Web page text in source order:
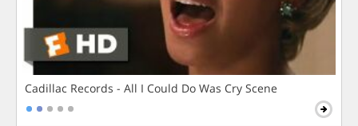
Cadillac Records - All I Could Do Was Cry Scene